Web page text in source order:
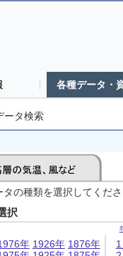
各種データ・
ータ検索
の種類を選択してくだ
択
年 1926年 1876年